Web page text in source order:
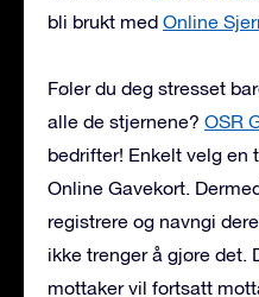
bli brukt med Online
Føler du deg stresset
alle de stjernene? OSR
bedrifter! Enkelt velg en
Online Gavekort.
registrere og navngi
ikke trenger å gjøre det.
mottaker vil fortsatt